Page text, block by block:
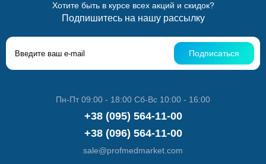
Хотите быть в курсе всех акций и скидок?
Подпишитесь на нашу рассылку
Подписаться
Пн-Пт 09:00 - 18:00 Сб-Вс 10:00 - 16:00
+38 (095) 564-11-00
+38 (096) 564-11-00
sale@profmedmarket.com